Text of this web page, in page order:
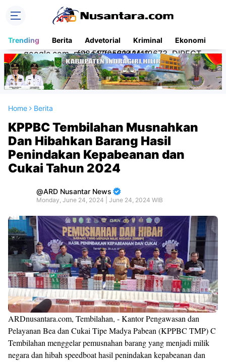
Trending Berita Advetorial Kriminal Ekonomi
google.com, pub-5820561844112673, DIRECT, f08c47fec0942fa0
Home Berita
KPPBC Tembilahan Musnahkan
Dan Hibahkan Barang Hasil
Penindakan Kepabeanan dan
Cukai Tahun 2024
ARD Nusantar News
Monday, June 24, 2024 | June 24, 2024 WIB
ARDnusantara.com, Tembilahan, - Kantor Pengawasan dan
Pelayanan Bea dan Cukai Tipe Madya Pabean (KPPBC TMP) C
Tembilahan menggelar pemusnahan barang yang menjadi milik
negara dan hibah speedboat hasil penindakan kepabeanan dan